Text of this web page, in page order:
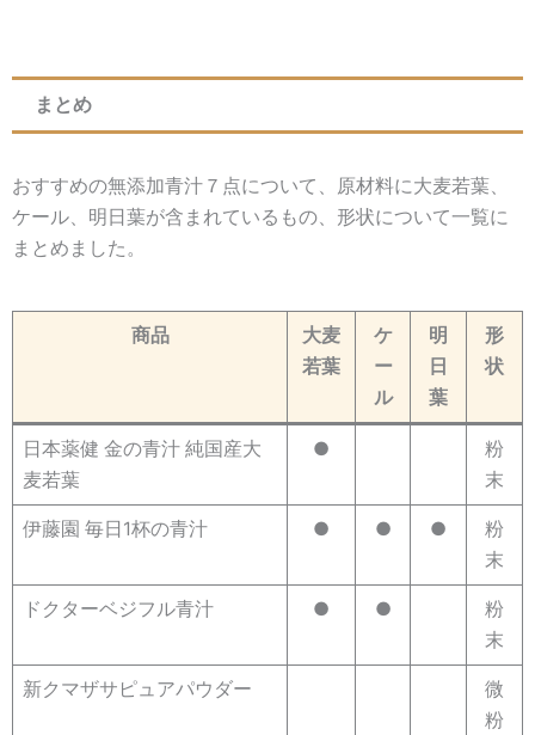
まとめ
おすすめの無添加青汁７点について、原材料に大麦若葉、
ケール、明日葉が含まれているもの、形状について一覧に
まとめました。
商品
大麦
若葉
ケ
ー
ル
明
日
葉
形
状
日本薬健 金の青汁 純国産大
麦若葉
●
粉
末
伊藤園 毎日1杯の青汁 ● ● ●
粉
末
ドクターベジフル青汁 ● ●
粉
末
新クマザサピュアパウダー
微
粉